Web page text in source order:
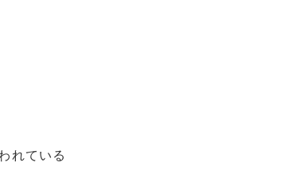
れている